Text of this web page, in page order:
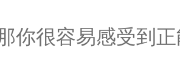
你很容易感受到